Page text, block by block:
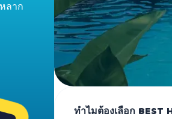
ลาก
ทำไมต้องเลือก BEST